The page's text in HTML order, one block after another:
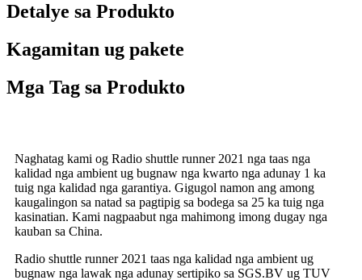
Detalye sa Produkto
Kagamitan ug pakete
Mga Tag sa Produkto
Naghatag kami og Radio shuttle runner 2021 nga taas nga
kalidad nga ambient ug bugnaw nga kwarto nga adunay 1 ka
tuig nga kalidad nga garantiya. Gigugol namon ang among
kaugalingon sa natad sa pagtipig sa bodega sa 25 ka tuig nga
kasinatian. Kami nagpaabut nga mahimong imong dugay nga
kauban sa China.
Radio shuttle runner 2021 taas nga kalidad nga ambient ug
bugnaw nga lawak nga adunay sertipiko sa SGS.BV ug TUV